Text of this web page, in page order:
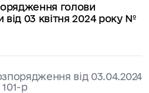
голови
від 03 квітня 2024 року №
від 03.04.2024
р